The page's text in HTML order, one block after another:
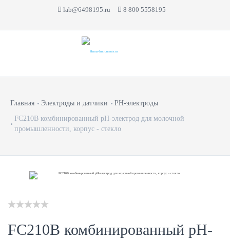
lab@6498195.ru 8 800 5558195
Главная Электроды и датчики
PH-электроды
FC210B комбинированный рН-электрод для молочной
промышленности, корпус - стекло
FC210B комбинированный рН-